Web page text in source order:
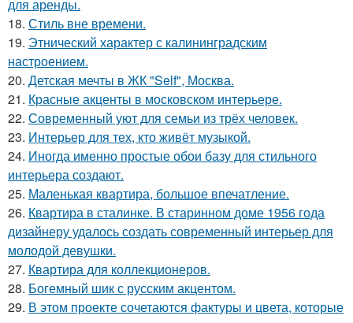
для аренды.
18. Стиль вне времени.
19. Этнический характер с калининградским
настроением.
20. Детская мечты в ЖК "Self", Москва.
21. Красные акценты в московском интерьере.
22. Современный уют для семьи из трёх человек.
23. Интерьер для тех, кто живёт музыкой.
24. Иногда именно простые обои базу для стильного
интерьера создают.
25. Маленькая квартира, большое впечатление.
26. Квартира в сталинке. В старинном доме 1956 года
дизайнеру удалось создать современный интерьер для
молодой девушки.
27. Квартира для коллекционеров.
28. Богемный шик с русским акцентом.
29. В этом проекте сочетаются фактуры и цвета, которые